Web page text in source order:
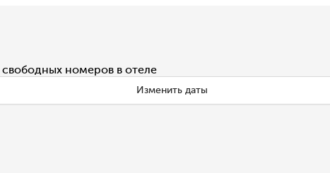
номеров в отеле
Изменить даты